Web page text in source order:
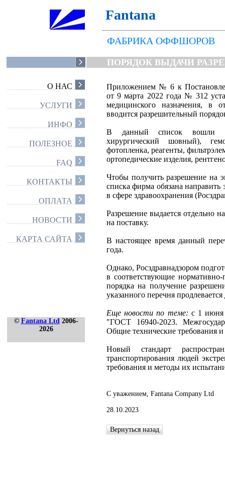
Fantana
ФАБРИКА ОФФШОРОВ
ПОРЯДОК ВЫДАЧИ
О НАС
УСЛУГИ
ИНФО
ПОЛЕЗНОЕ
FAQ
КОНТАКТЫ
ОПЛАТА
НОВОСТИ
КАРТА САЙТА
© Fantana Ltd2006-
2026
Приложением № 6 к
от 9 марта 2022 года № 312
медицинского назначения, в
вводится разрешительный
В данный список вошли
хирургический шовный),
фотопленка, реагенты,
ортопедические изделия,
Чтобы получить разрешение на
списка фирма обязана
в сфере здравоохранения
Разрешение выдается отдельно
на поставку.
В настоящее время данный
года.
Однако, Росздравнадзором
в соответствующие
порядка на получение
указанного перечня
Еще новости по теме: с 1 июня
"ГОСТ 16940-2023.
Общие технические требования
Новый стандарт
транспортирования людей
требования и методы их
С уважением, Fantana Company Ltd
28.10.2023